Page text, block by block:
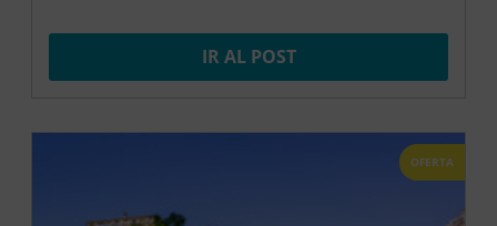
IR AL POST
OFERTA